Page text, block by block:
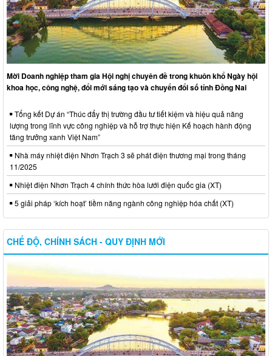
Mời Doanh nghiệp tham gia Hội nghị chuyên đề trong khuôn khổ Ngày hội
khoa học, công nghệ, đổi mới sáng tạo và chuyển đổi số tỉnh Đồng Nai
Tổng kết Dự án “Thúc đẩy thị trường đầu tư tiết kiệm và hiệu quả năng
lượng trong lĩnh vực công nghiệp và hỗ trợ thực hiện Kế hoạch hành động
tăng trưởng xanh Việt Nam”
Nhà máy nhiệt điện Nhơn Trạch 3 sẽ phát điện thương mại trong tháng
11/2025
Nhiệt điện Nhơn Trạch 4 chính thức hòa lưới điện quốc gia (XT)
5 giải pháp ‘kích hoạt’ tiềm năng ngành công nghiệp hóa chất (XT)
CHẾ ĐỘ, CHÍNH SÁCH - QUY ĐỊNH MỚI